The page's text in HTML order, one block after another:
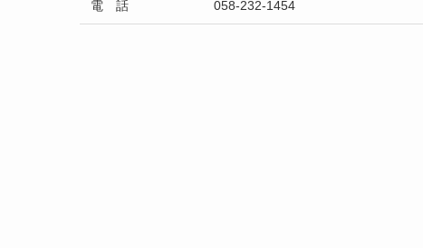
電 話 058-232-1454